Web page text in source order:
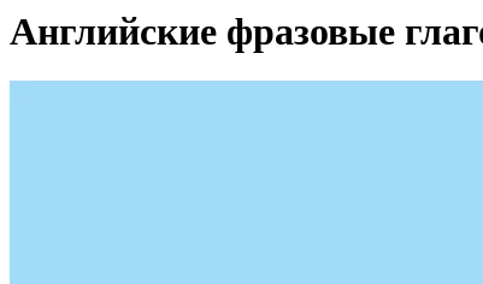
Английские фразовые